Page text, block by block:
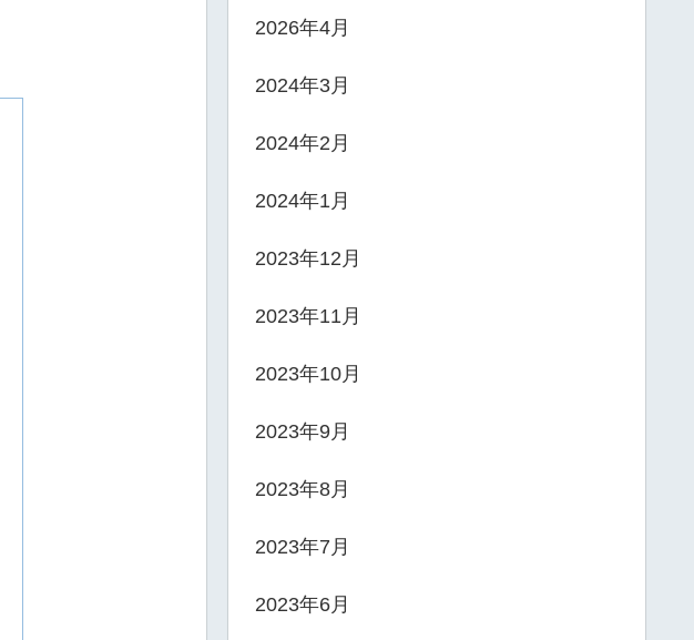
2026年4月
2024年3月
2024年2月
2024年1月
2023年12月
2023年11月
2023年10月
2023年9月
2023年8月
2023年7月
2023年6月